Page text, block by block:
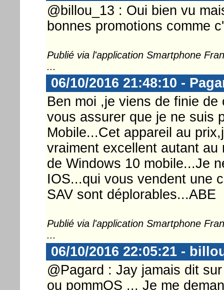
@billou_13 : Oui bien vu
bonnes promotions comme
Publié via l'application Smartphone
...
06/10/2016 21:48:10 -
Ben moi ,je viens de finie
vous assurer que je ne suis
Mobile...Cet appareil au
vraiment excellent autant
de Windows 10 mobile...Je
IOS...qui vous vendent une
SAV sont déplorables...ABE
Publié via l'application Smartphone
...
06/10/2016 22:05:21 -
@Pagard : Jay jamais dit
ou pommOS ... Je me